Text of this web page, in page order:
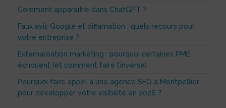
Comment apparaître dans ChatGPT ?
Faux avis Google et diffamation : quels recours pour
votre entreprise ?
Externalisation marketing : pourquoi certaines PME
échouent (et comment faire l’inverse)
Pourquoi faire appel à une agence SEO à Montpellier
pour développer votre visibilité en 2026 ?